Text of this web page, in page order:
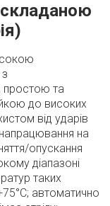
простою та
до високих
від ударів
напрацювання на
опускання
діапазоні
таких
автоматично